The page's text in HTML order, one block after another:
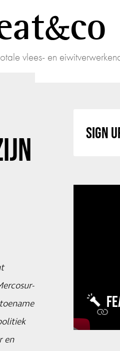
co
vlees- en
en
SIGN